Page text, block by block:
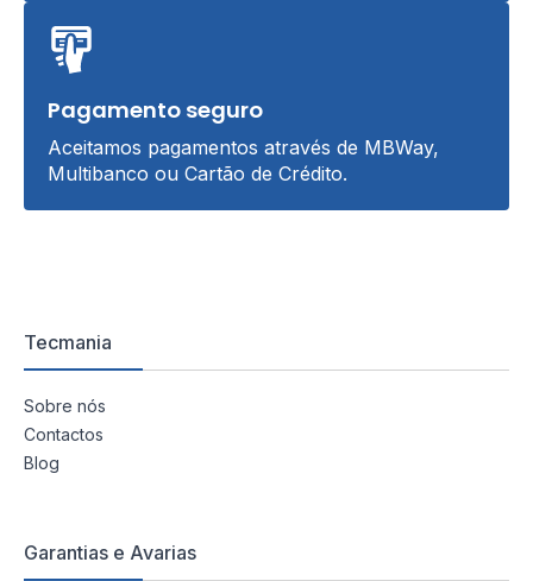
Pagamento seguro
Aceitamos pagamentos através de MBWay,
Multibanco ou Cartão de Crédito.
Tecmania
Sobre nós
Contactos
Blog
Garantias e Avarias